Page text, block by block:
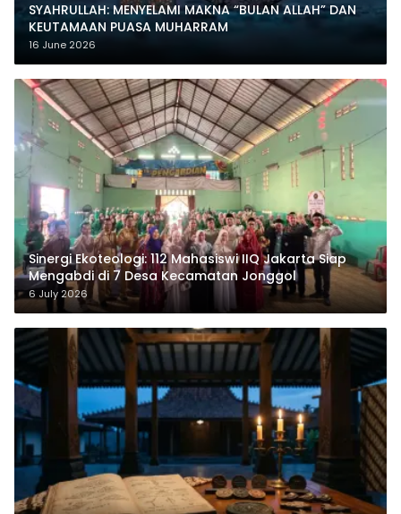
SYAHRULLAH: MENYELAMI MAKNA “BULAN ALLAH” DAN
KEUTAMAAN PUASA MUHARRAM
16 June 2026
‎Sinergi Ekoteologi: 112 Mahasiswi IIQ Jakarta Siap
Mengabdi di 7 Desa Kecamatan Jonggol
6 July 2026